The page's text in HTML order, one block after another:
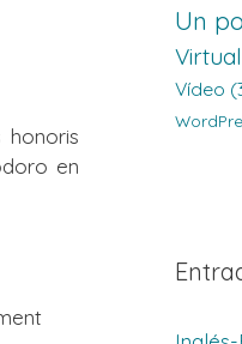
en
Un
Vídeo